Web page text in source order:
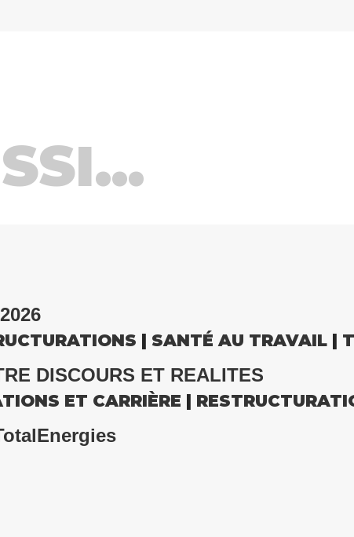
| SANTÉ AU TRAVAIL |
DISCOURS ET REALITES
ET CARRIÈRE |